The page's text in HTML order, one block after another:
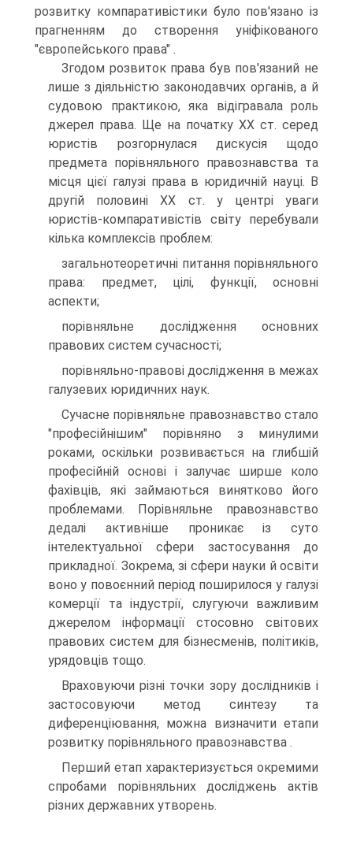
розвитку компаративістики було пов'язано із
прагненням до створення уніфікованого
"європейського права" .
Згодом розвиток права був пов'язаний не
лише з діяльністю законодавчих органів, а й
судовою практикою, яка відігравала роль
джерел права. Ще на початку XX ст. серед
юристів розгорнулася дискусія щодо
предмета порівняльного правознавства та
місця цієї галузі права в юридичній науці. В
другій половині XX ст. у центрі уваги
юристів-компаративістів світу перебували
кілька комплексів проблем:
загальнотеоретичні питання порівняльного
права: предмет, цілі, функції, основні
аспекти;
порівняльне дослідження основних
правових систем сучасності;
порівняльно-правові дослідження в межах
галузевих юридичних наук.
Сучасне порівняльне правознавство стало
"професійнішим" порівняно з минулими
роками, оскільки розвивається на глибшій
професійній основі і залучає ширше коло
фахівців, які займаються винятково його
проблемами. Порівняльне правознавство
дедалі активніше проникає із суто
інтелектуальної сфери застосування до
прикладної. Зокрема, зі сфери науки й освіти
воно у повоєнний період поширилося у галузі
комерції та індустрії, слугуючи важливим
джерелом інформації стосовно світових
правових систем для бізнесменів, політиків,
урядовців тощо.
Враховуючи різні точки зору дослідників і
застосовуючи метод синтезу та
диференціювання, можна визначити етапи
розвитку порівняльного правознавства .
Перший етап характеризується окремими
спробами порівняльних досліджень актів
різних державних утворень.